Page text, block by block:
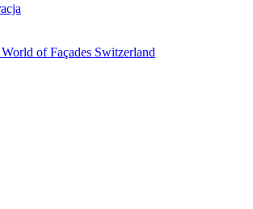
of Façades Switzerland